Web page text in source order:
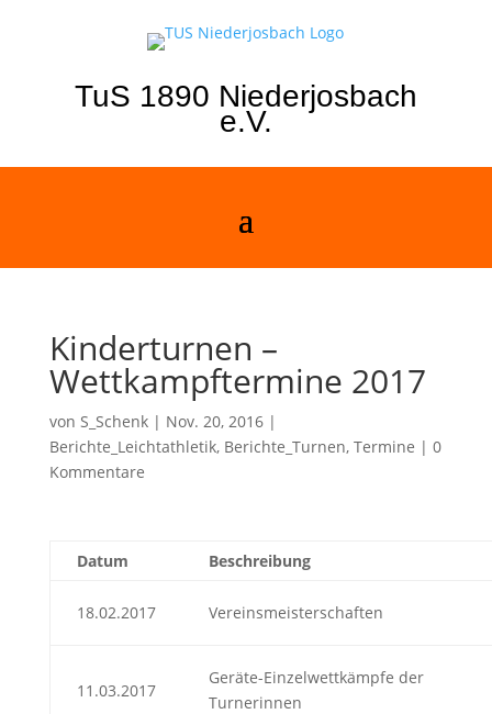
TuS 1890 Niederjosbach
e.V.
Kinderturnen –
Wettkampftermine 2017
von S_Schenk| Nov. 20, 2016|
Berichte_Leichtathletik, Berichte_Turnen, Termine | 0
Kommentare
Datum Beschreibung
18.02.2017 Vereinsmeisterschaften
11.03.2017
Geräte-Einzelwettkämpfe der
Turnerinnen